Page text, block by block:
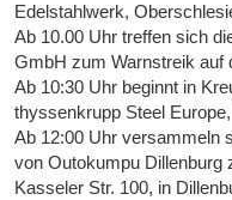
Edelstahlwerk,
Ab 10.00 Uhr treffen sich
GmbH zum Warnstreik auf
Ab 10:30 Uhr beginnt in
thyssenkrupp Steel
Ab 12:00 Uhr versammeln
von Outokumpu Dillenburg
Kasseler Str. 100, in